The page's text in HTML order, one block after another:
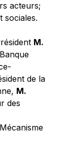
acteurs;
sociales.
M.
de la
M.
des